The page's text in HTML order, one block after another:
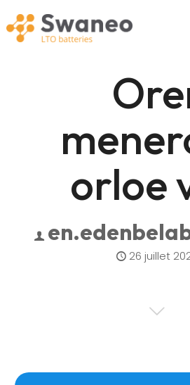
orloe
26 juillet